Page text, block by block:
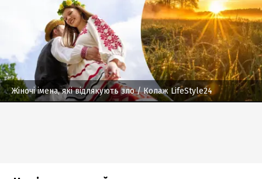
Жіночі імена, які відлякують зло/ Колаж LifeStyle24